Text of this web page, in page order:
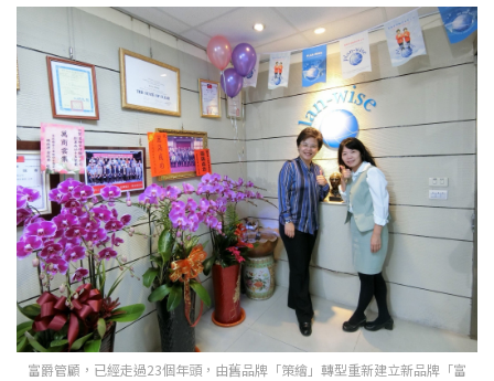
富爵管顧，已經走過23個年頭，由舊品牌「策繪」轉型重新建立新品牌「富